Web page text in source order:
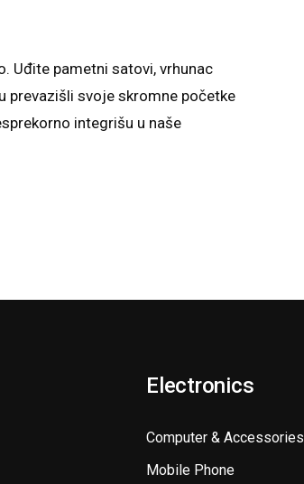
Uđite pametni satovi, vrhunac
prevazišli svoje skromne početke
integrišu u naše
Electronics
Computer & Accessories
Mobile Phone